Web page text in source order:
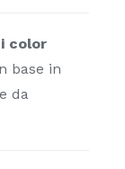
color
base in
da